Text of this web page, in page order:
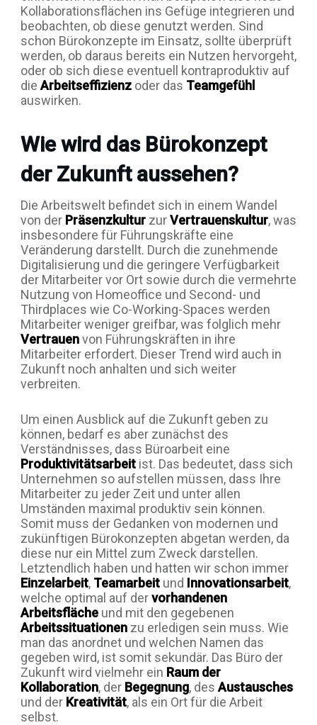
Kollaborationsflächen ins Gefüge integrieren und
beobachten, ob diese genutzt werden. Sind
schon Bürokonzepte im Einsatz, sollte überprüft
werden, ob daraus bereits ein Nutzen hervorgeht,
oder ob sich diese eventuell kontraproduktiv auf
die Arbeitseffizienz oder das Teamgefühl
auswirken.
Wie wird das Bürokonzept
der Zukunft aussehen?
Die Arbeitswelt befindet sich in einem Wandel
von der Präsenzkultur zurVertrauenskultur, was
insbesondere für Führungskräfte eine
Veränderung darstellt. Durch die zunehmende
Digitalisierung und die geringere Verfügbarkeit
der Mitarbeiter vor Ort sowie durch die vermehrte
Nutzung von Homeoffice und Second- und
Thirdplaces wie Co-Working-Spaces werden
Mitarbeiter weniger greifbar, was folglich mehr
Vertrauenvon Führungskräften in ihre
Mitarbeiter erfordert. Dieser Trend wird auch in
Zukunft noch anhalten und sich weiter
verbreiten.
Um einen Ausblick auf die Zukunft geben zu
können, bedarf es aber zunächst des
Verständnisses, dass Büroarbeit eine
Produktivitätsarbeit ist. Das bedeutet, dass sich
Unternehmen so aufstellen müssen, dass Ihre
Mitarbeiter zu jeder Zeit und unter allen
Umständen maximal produktiv sein können.
Somit muss der Gedanken von modernen und
zukünftigen Bürokonzepten abgetan werden, da
diese nur ein Mittel zum Zweck darstellen.
Letztendlich haben und hatten wir schon immer
Einzelarbeit, Teamarbeit und Innovationsarbeit,
welche optimal auf dervorhandenen
Arbeitsfläche und mit den gegebenen
Arbeitssituationen zu erledigen sein muss. Wie
man das anordnet und welchen Namen das
gegeben wird, ist somit sekundär. Das Büro der
Zukunft wird vielmehr ein Raum der
Kollaboration, der Begegnung, des Austausches
und der Kreativität, als ein Ort für die Arbeit
selbst.